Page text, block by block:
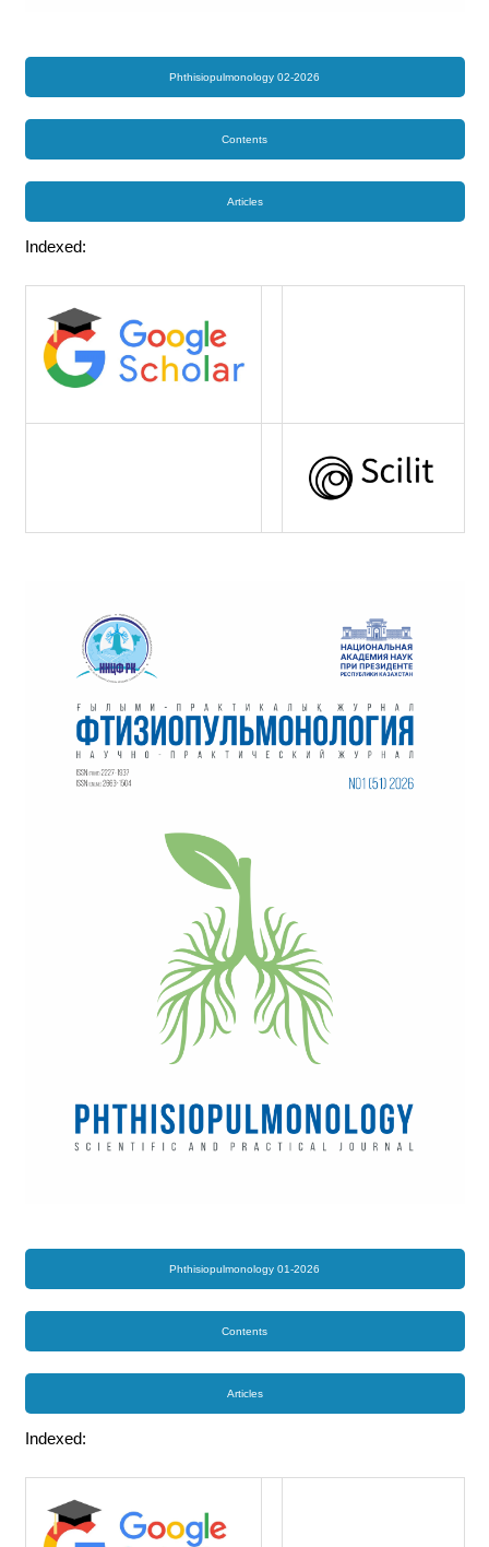
Phthisiopulmonology 02-2026
Contents
Articles
Indexed:
Phthisiopulmonology 01-2026
Contents
Articles
Indexed: